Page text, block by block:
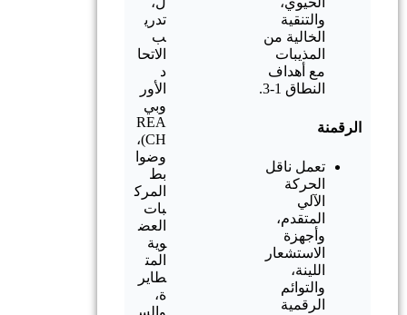
والتنقية
الخالية من
المذيبات
مع أهداف
النطاق 1-3.
الرقمنة
تعمل ناقل
الحركة
الآلي
المتقدم،
وأجهزة
الاستشعار
اللينة،
والتوائم
الرقمية
تدري
ب
الاتحا
د
الأور
وبي
REA
CH)،
وضوا
بط
المرك
بات
العض
وية
المت
طاير
ة،